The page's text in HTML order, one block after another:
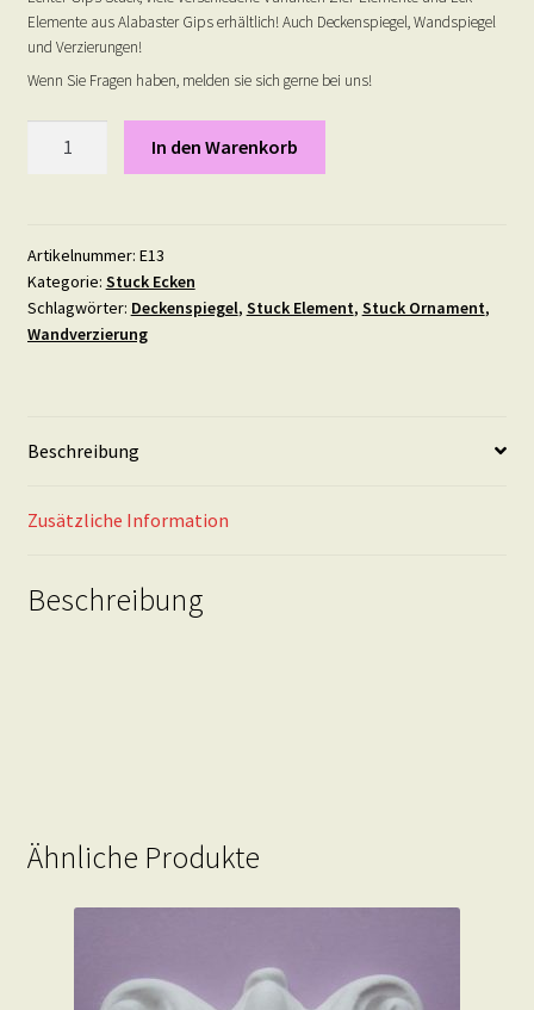
Elemente aus Alabaster Gips erhältlich! Auch Deckenspiegel, Wandspiegel
und Verzierungen!
Wenn Sie Fragen haben, melden sie sich gerne bei uns!
In den Warenkorb
Artikelnummer: E13
Kategorie: Stuck Ecken
Schlagwörter: Deckenspiegel, Stuck Element, Stuck Ornament,
Wandverzierung
Beschreibung
Zusätzliche Information
Beschreibung
Ähnliche Produkte